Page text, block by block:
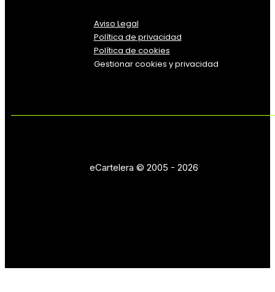
Aviso Legal
Política de privacidad
Política de cookies
Gestionar cookies y privacidad
eCartelera © 2005 - 2026